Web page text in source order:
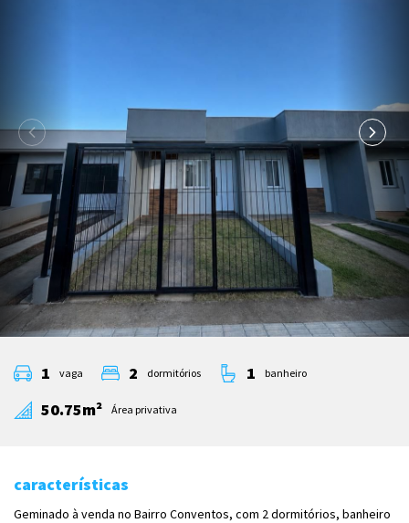
1 vaga 2 dormitórios 1 banheiro
50.75m² Área privativa
características
Geminado à venda no Bairro Conventos, com 2 dormitórios, banheiro